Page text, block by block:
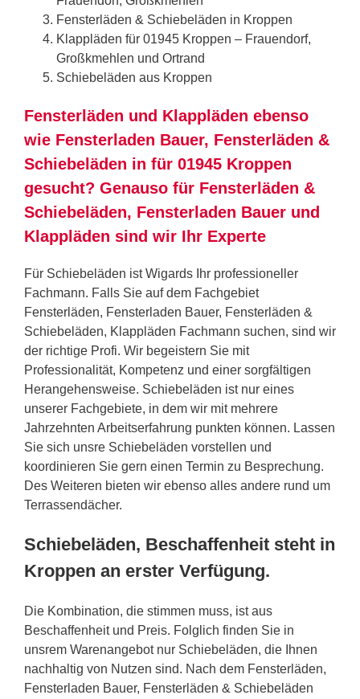
Fensterläden & Schiebeläden in Kroppen
Klappläden für 01945 Kroppen – Frauendorf,
Großkmehlen und Ortrand
Schiebeläden aus Kroppen
Fensterläden und Klappläden ebenso
wie Fensterladen Bauer, Fensterläden &
Schiebeläden in für 01945 Kroppen
gesucht? Genauso für Fensterläden &
Schiebeläden, Fensterladen Bauer und
Klappläden sind wir Ihr Experte
Für Schiebeläden ist Wigards Ihr professioneller
Fachmann. Falls Sie auf dem Fachgebiet
Fensterläden, Fensterladen Bauer, Fensterläden &
Schiebeläden, Klappläden Fachmann suchen, sind wir
der richtige Profi. Wir begeistern Sie mit
Professionalität, Kompetenz und einer sorgfältigen
Herangehensweise. Schiebeläden ist nur eines
unserer Fachgebiete, in dem wir mit mehrere
Jahrzehnten Arbeitserfahrung punkten können. Lassen
Sie sich unsre Schiebeläden vorstellen und
koordinieren Sie gern einen Termin zu Besprechung.
Des Weiteren bieten wir ebenso alles andere rund um
Terrassendächer.
Schiebeläden, Beschaffenheit steht in
Kroppen an erster Verfügung.
Die Kombination, die stimmen muss, ist aus
Beschaffenheit und Preis. Folglich finden Sie in
unsrem Warenangebot nur Schiebeläden, die Ihnen
nachhaltig von Nutzen sind. Nach dem Fensterläden,
Fensterladen Bauer, Fensterläden & Schiebeläden